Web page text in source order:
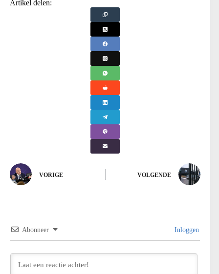
Artikel delen:
VORIGE VOLGENDE
Abonneer Inloggen